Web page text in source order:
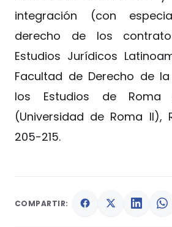
integración (con
derecho de los
Estudios Jurídicos
Facultad de Derecho de
los Estudios de Roma
(Universidad de Roma II),
205-215.
COMPARTIR: